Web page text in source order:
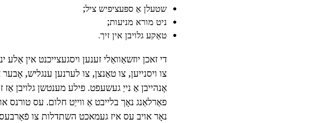
שטעלן אַ ספּעציפיש ציל;
ניט מורא מניעות;
טאַקע גלויבן אין זיך.
די זאכן יוזשאַוואַלי זענען ויסגעצייכנט אין
צו ויסנייען, צו טאַנצן, צו לערנען ענגליש,
אָנהייבן אַ נייַ געשעפט. פילע מענטשן גלויבן אַז
פאַרלאַנג נאָך בלייבט אַ ווייַט חלום. עס
נאָר אויב עס איז געמאכט השתדלות צו